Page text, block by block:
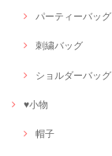
パーティーバッグ
刺繍バッグ
ショルダーバッグ
♥小物
帽子